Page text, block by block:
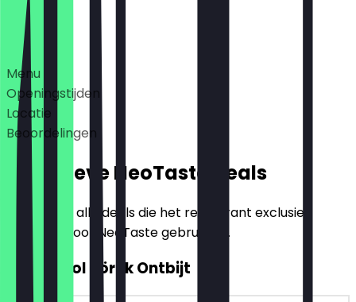
Deals
Menu
Openingstijden
Locatie
Beoordelingen
Exclusieve NeoTaste Deals
Hier vind je alle deals die het restaurant exclusief
aanbiedt voor NeoTaste gebruikers.
2voor1 Kol Börek Ontbijt